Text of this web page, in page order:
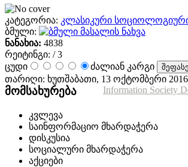
კატეგორია: კლასიკური
ბმული:
მასალის ნახვა
ნანახია: 4838
რეიტინგი: / 3
ცუდი
ძალიან კარგი
თარიღი: ხუთშაბათი, 13 ოქტომბერი 2016
Information Society
მომსახურება
კვლევა
საინფორმაციო მხარდაჭერა
დისკუსია
სოციალური მხარდაჭერა
აქციები